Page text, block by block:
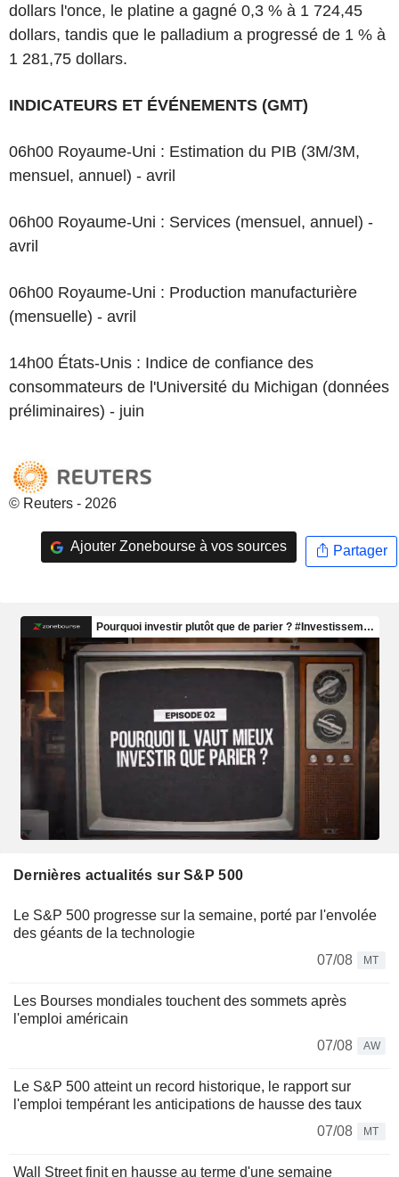
dollars l'once, le platine a gagné 0,3 % à 1 724,45
dollars, tandis que le palladium a progressé de 1 % à
1 281,75 dollars.
INDICATEURS ET ÉVÉNEMENTS (GMT)
06h00 Royaume-Uni : Estimation du PIB (3M/3M,
mensuel, annuel) - avril
06h00 Royaume-Uni : Services (mensuel, annuel) -
avril
06h00 Royaume-Uni : Production manufacturière
(mensuelle) - avril
14h00 États-Unis : Indice de confiance des
consommateurs de l'Université du Michigan (données
préliminaires) - juin
© Reuters - 2026
Ajouter Zonebourse à vos sources Partager
Dernières actualités sur S&P 500
Le S&P 500 progresse sur la semaine, porté par l'envolée
des géants de la technologie
07/08
MT
Les Bourses mondiales touchent des sommets après
l'emploi américain
07/08
AW
Le S&P 500 atteint un record historique, le rapport sur
l'emploi tempérant les anticipations de hausse des taux
07/08
MT
Wall Street finit en hausse au terme d'une semaine